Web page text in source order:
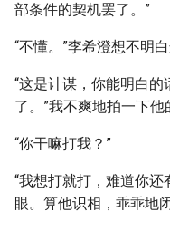
部条件的契机罢了。”
“不懂。”李希澄想不明
“这是计谋，你能明白
了。”我不爽地拍一下他
“你干嘛打我？”
“我想打就打，难道你
眼。算他识相，乖乖地